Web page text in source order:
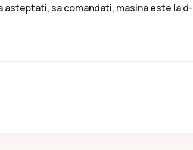
sa comandati, masina este la d-